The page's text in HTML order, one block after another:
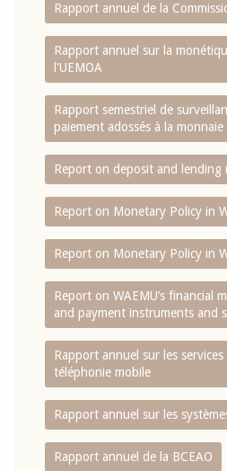
Rapport annuel de la
Rapport annuel sur la
l'UEMOA
Rapport semestriel de
paiement adossés à la
Report on deposit and lending
Report on Monetary Policy in
Report on Monetary Policy in
Report on WAEMU’s financial
and payment instruments and
Rapport annuel sur les
téléphonie mobile
Rapport annuel sur les
Rapport annuel de la BCEAO